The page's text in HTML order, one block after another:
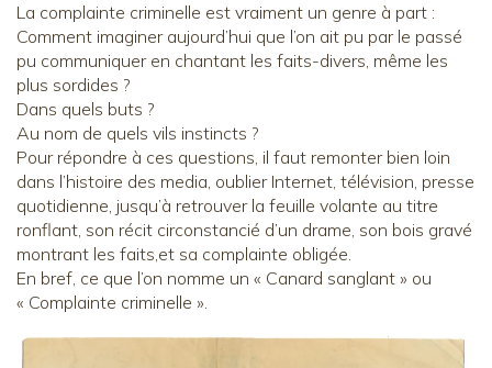
La complainte criminelle est vraiment un genre à part :
Comment imaginer aujourd’hui que l’on ait pu par le passé
pu communiquer en chantant les faits-divers, même les
plus sordides ?
Dans quels buts ?
Au nom de quels vils instincts ?
Pour répondre à ces questions, il faut remonter bien loin
dans l’histoire des media, oublier Internet, télévision, presse
quotidienne, jusqu’à retrouver la feuille volante au titre
ronflant, son récit circonstancié d’un drame, son bois gravé
montrant les faits,et sa complainte obligée.
En bref, ce que l’on nomme un « Canard sanglant » ou
« Complainte criminelle ».